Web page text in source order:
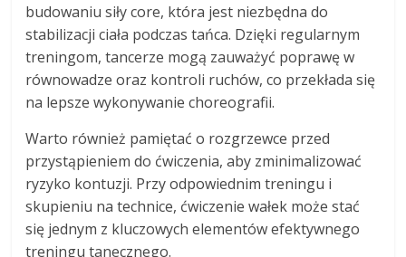
budowaniu siły core, która jest niezbędna do
stabilizacji ciała podczas tańca. Dzięki regularnym
treningom, tancerze mogą zauważyć poprawę w
równowadze oraz kontroli ruchów, co przekłada się
na lepsze wykonywanie choreografii.
Warto również pamiętać o rozgrzewce przed
przystąpieniem do ćwiczenia, aby zminimalizować
ryzyko kontuzji. Przy odpowiednim treningu i
skupieniu na technice, ćwiczenie wałek może stać
się jednym z kluczowych elementów efektywnego
treningu tanecznego.